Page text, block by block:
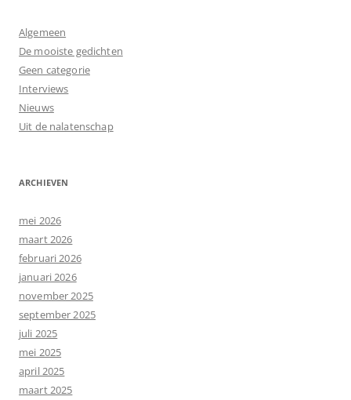
Algemeen
De mooiste gedichten
Geen categorie
Interviews
Nieuws
Uit de nalatenschap
ARCHIEVEN
mei 2026
maart 2026
februari 2026
januari 2026
november 2025
september 2025
juli 2025
mei 2025
april 2025
maart 2025